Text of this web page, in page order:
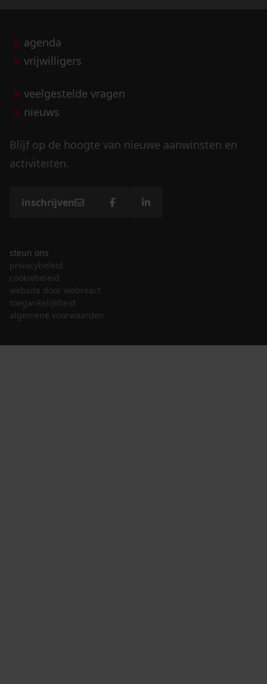
agenda
vrijwilligers
veelgestelde vragen
nieuws
Blijf op de hoogte van nieuwe aanwinsten en
activiteiten.
inschrijven
steun ons
privacybeleid
cookiebeleid
website door webreact
toegankelijkheid
algemene voorwaarden